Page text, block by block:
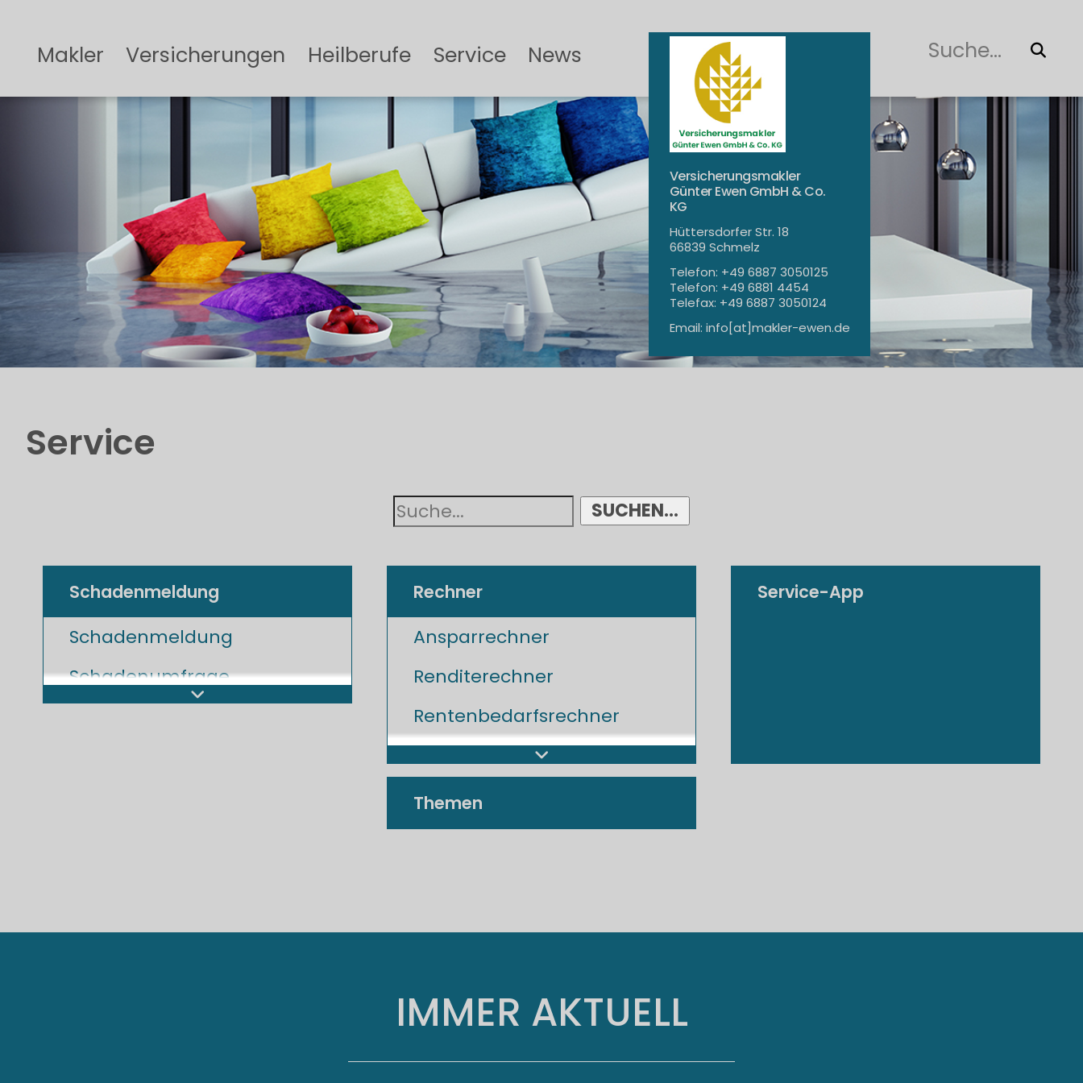
Makler Versicherungen Heilberufe Service News
Versicherungsmakler
Günter Ewen GmbH & Co.
KG
Hüttersdorfer Str. 18
66839 Schmelz
+49 6887 3050125
+49 6881 4454
+49 6887 3050124
info[at]makler-ewen.de
Service
SUCHEN...
Schadenmeldung
Schadenmeldung
Schadenumfrage
Rechner
Ansparrechner
Renditerechner
Rentenbedarfsrechner
Altersrentenrechner
Zinsrechner
Service-App
Themen
IMMER AKTUELL